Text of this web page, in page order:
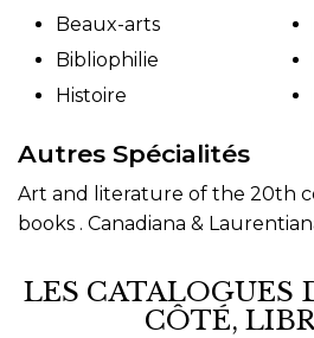
Beaux-arts
Bibliophilie
Histoire
Autres Spécialités
Art and literature of the 20th
books . Canadiana &
LES CATALOGUES
CÔTÉ,